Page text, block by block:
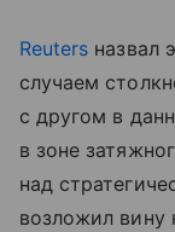
Reuters назвал
случаем
с другом в
в зоне
над
возложил вину